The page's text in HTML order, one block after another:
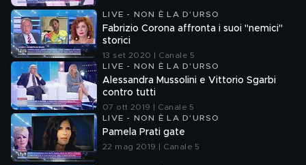
LIVE - NON È LA D'URSO
Fabrizio Corona affronta i suoi "nemici"
storici
13 set 2020 | Canale 5
LIVE - NON È LA D'URSO
Alessandra Mussolini e Vittorio Sgarbi
contro tutti
07 ott 2019 | Canale 5
LIVE - NON È LA D'URSO
Pamela Prati gate
22 mag 2019 | Canale 5